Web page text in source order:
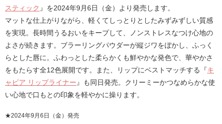
スティック 』を2024年9月6日（金）より発売します。
マットな仕上がりながら、軽くてしっとりとしたみずみずしい質感
を実現。長時間うるおいをキープして、ノンストレスなつけ心地の
よさが続きます。ブラーリングパウダーが縦ジワをぼかし、ふっく
らとした唇に。ふわっとした柔らかくも鮮やかな発色で、華やかさ
をもたらす全12色展開です。また、リップにベストマッチする『キ
ャビア リップライナー 』も同日発売。クリーミーかつなめらかな使
い心地で口もとの印象を軽やかに操ります。
★2024年9月6日（金）発売